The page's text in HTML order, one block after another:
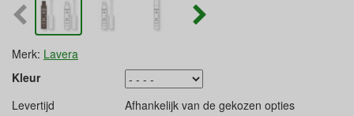
Merk: Lavera
Kleur
Levertijd
Afhankelijk van de gekozen opties